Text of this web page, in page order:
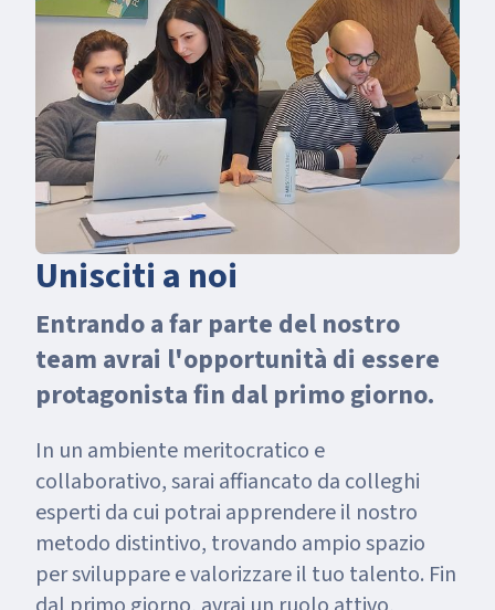
Unisciti a noi
Entrando a far parte del nostro
team avrai l'opportunità di essere
protagonista fin dal primo giorno.
In un ambiente meritocratico e
collaborativo, sarai affiancato da colleghi
esperti da cui potrai apprendere il nostro
metodo distintivo, trovando ampio spazio
per sviluppare e valorizzare il tuo talento. Fin